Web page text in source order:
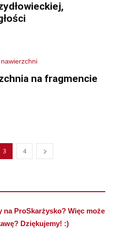
na fragmencie
3 4
ProSkarżysko? Więc może
Dziękujemy! :)